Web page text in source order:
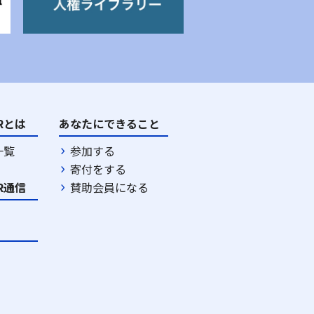
とは
覧
通信
あなたにできること
参加する
寄付をする
賛助会員になる